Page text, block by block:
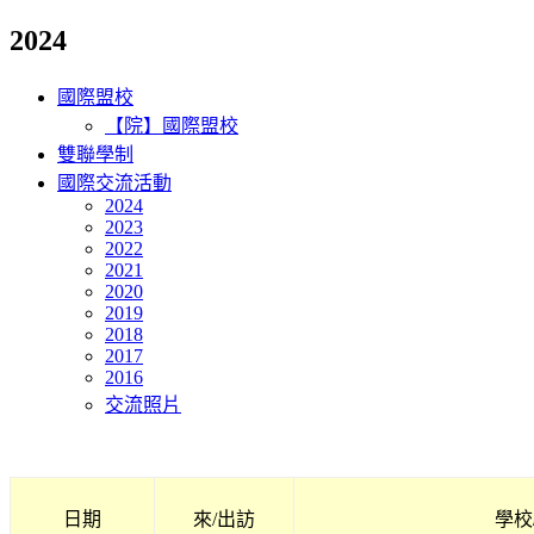
2024
國際盟校
【院】國際盟校
雙聯學制
國際交流活動
2024
2023
2022
2021
2020
2019
2018
2017
2016
交流照片
日期 來/出訪 學